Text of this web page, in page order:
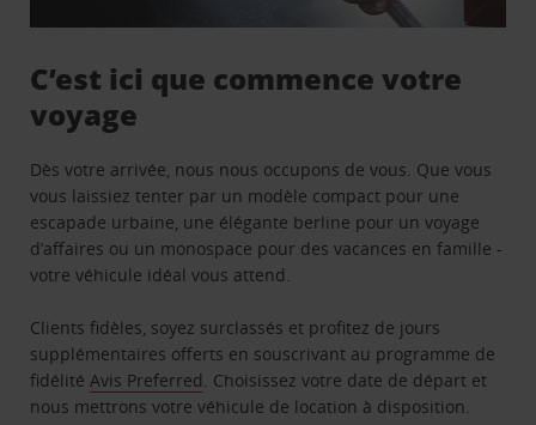
C’est ici que commence votre
voyage
Dès votre arrivée, nous nous occupons de vous. Que vous
vous laissiez tenter par un modèle compact pour une
escapade urbaine, une élégante berline pour un voyage
d’affaires ou un monospace pour des vacances en famille -
votre véhicule idéal vous attend.
Clients fidèles, soyez surclassés et profitez de jours
supplémentaires offerts en souscrivant au programme de
fidélité Avis Preferred . Choisissez votre date de départ et
nous mettrons votre véhicule de location à disposition.